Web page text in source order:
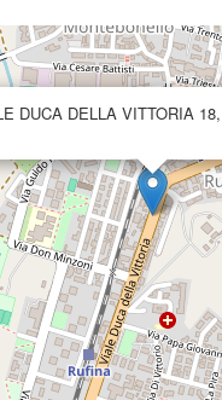
DUCA DELLA VITTORIA